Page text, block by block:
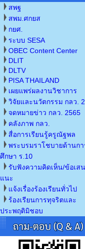
สพฐ
สพม.ศกยส
กยศ.
ระบบ SESA
OBEC Content Center
DLIT
DLTV
PISA THAILAND
เผยแพร่ผลงานวิชาการ
วิจัยและนวัตกรรม กลว.
จดหมายข่าว กลว. 2565
คลังภาพ กลว.
สื่อการเรียนรู้ครูณัฐพล
พระบรมราโชบายด้านกา
ศึกษา ร.10
รับฟังความคิดเห็น/ข้อเส
แนะ
แจ้งเรื่องร้องเรียนทั่วไป
ร้องเรียนการทุจริตและ
ประพฤติมิชอบ